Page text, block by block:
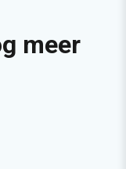
meer